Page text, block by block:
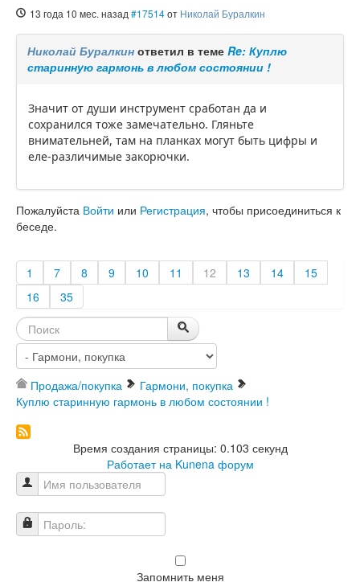
13 года 10 мес. назад #17514от Николай Буралкин
Николай Буралкин ответил в теме Re: Куплю
старинную гармонь в любом состоянии !
Значит от души инструмент сработан да и
сохранился тоже замечательно. Гляньте
внимательней, там на планках могут быть цифры и
еле-различимые закорючки.
Пожалуйста Войти или Регистрация, чтобы присоединиться к
беседе.
1 7 8 9 10 11 12 13 14
15
16
35
Продажа/покупка
Гармони, покупка
Куплю старинную гармонь в любом состоянии !
Время создания страницы: 0.103 секунд
Работает на Kunena форум
Имя пользователя
Пароль:
Запомнить меня